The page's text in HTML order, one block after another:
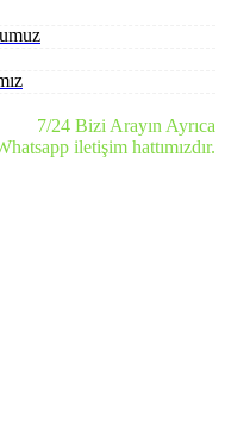
7/24 Bizi Arayın Ayrıca
iletişim hattımızdır.